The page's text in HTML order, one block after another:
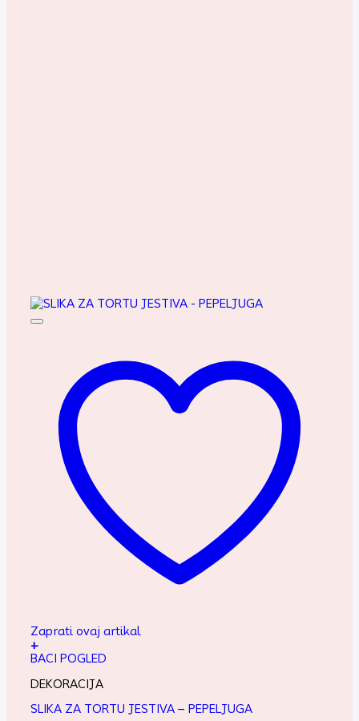
Zaprati ovaj artikal
+
BACI POGLED
DEKORACIJA
SLIKA ZA TORTU JESTIVA – PEPELJUGA